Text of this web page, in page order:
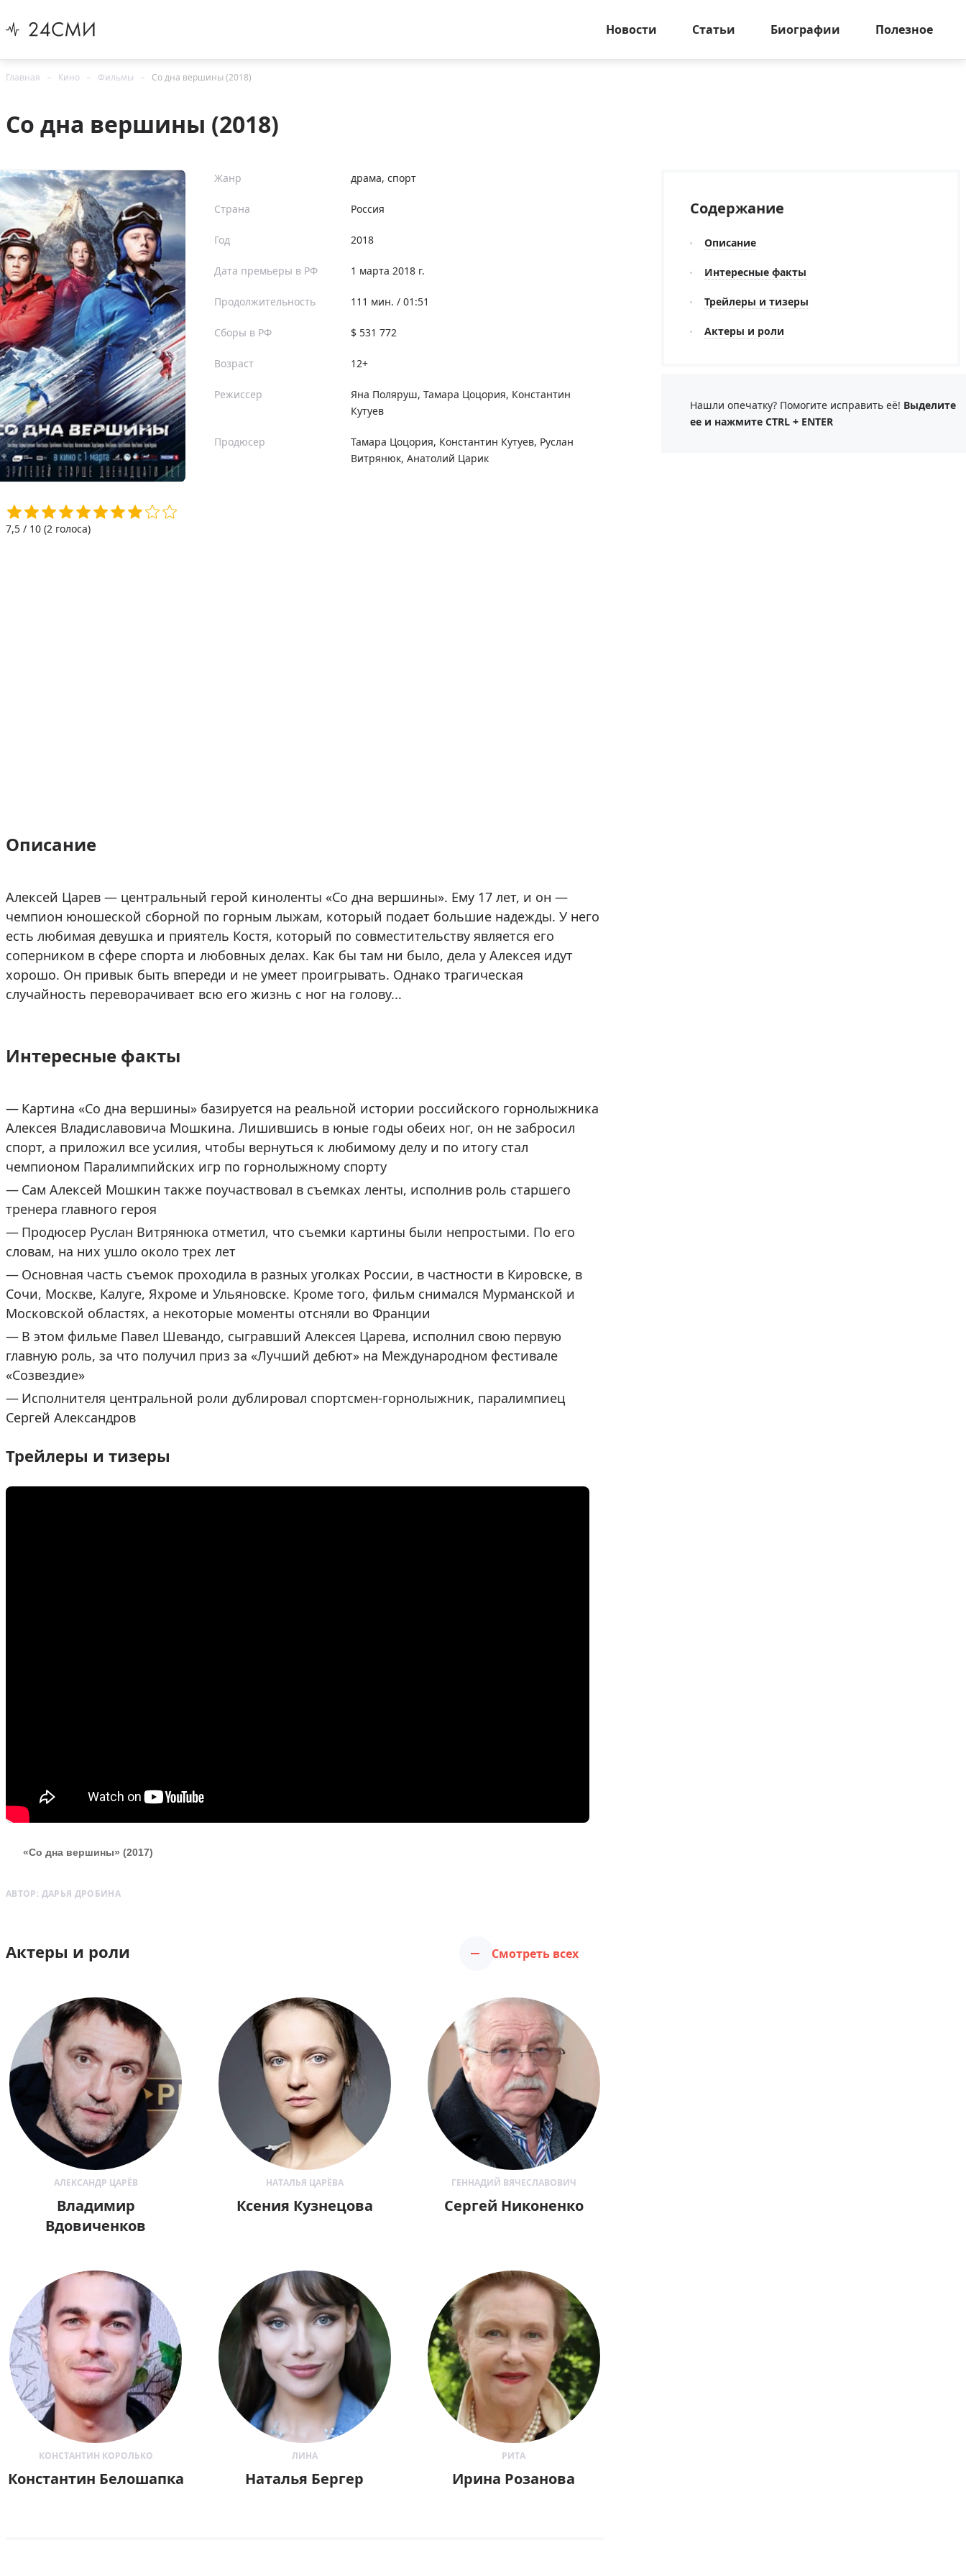
Новости Статьи Биографии Полезное
Главная Кино Фильмы Со дна вершины (2018)
Со дна вершины (2018)
7,5 / 10 (2 голоса)
Жанр драма, спорт
Страна Россия
Год 2018
Дата премьеры в РФ 1 марта 2018 г.
Продолжительность 111 мин. / 01:51
Сборы в РФ $ 531 772
Возраст 12+
Режиссер Яна Поляруш, Тамара Цоцория, Константин
Кутуев
Продюсер Тамара Цоцория, Константин Кутуев, Руслан
Витрянюк, Анатолий Царик
Описание
Алексей Царев — центральный герой киноленты «Со дна вершины». Ему 17 лет, и он —
чемпион юношеской сборной по горным лыжам, который подает большие надежды. У него
есть любимая девушка и приятель Костя, который по совместительству является его
соперником в сфере спорта и любовных делах. Как бы там ни было, дела у Алексея идут
хорошо. Он привык быть впереди и не умеет проигрывать. Однако трагическая
случайность переворачивает всю его жизнь с ног на голову...
Интересные факты
Картина «Со дна вершины» базируется на реальной истории российского горнолыжника
Алексея Владиславовича Мошкина. Лишившись в юные годы обеих ног, он не забросил
спорт, а приложил все усилия, чтобы вернуться к любимому делу и по итогу стал
чемпионом Паралимпийских игр по горнолыжному спорту
Сам Алексей Мошкин также поучаствовал в съемках ленты, исполнив роль старшего
тренера главного героя
Продюсер Руслан Витрянюка отметил, что съемки картины были непростыми. По его
словам, на них ушло около трех лет
Основная часть съемок проходила в разных уголках России, в частности в Кировске, в
Сочи, Москве, Калуге, Яхроме и Ульяновске. Кроме того, фильм снимался Мурманской и
Московской областях, а некоторые моменты отсняли во Франции
В этом фильме Павел Шевандо, сыгравший Алексея Царева, исполнил свою первую
главную роль, за что получил приз за «Лучший дебют» на Международном фестивале
«Созвездие»
Исполнителя центральной роли дублировал спортсмен-горнолыжник, паралимпиец
Сергей Александров
Трейлеры и тизеры
«Со дна вершины» (2017)
АВТОР: ДАРЬЯ ДРОБИНА
Актеры и роли Смотреть всех
АЛЕКСАНДР ЦАРЁВ
Владимир
Вдовиченков
НАТАЛЬЯ ЦАРЁВА
Ксения Кузнецова
ГЕННАДИЙ ВЯЧЕСЛАВОВИЧ
Сергей Никоненко
КОНСТАНТИН КОРОЛЬКО
Константин Белошапка
ЛИНА
Наталья Бергер
РИТА
Ирина Розанова
Содержание
Описание
Интересные факты
Трейлеры и тизеры
Актеры и роли
Нашли опечатку? Помогите исправить её! Выделите
ее и нажмите CTRL + ENTER